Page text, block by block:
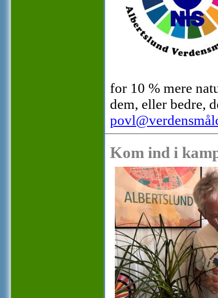
for 10 % mere
dem, eller bedre,
Kom ind i